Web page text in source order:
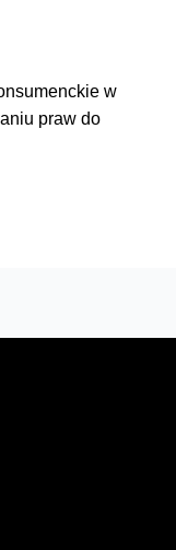
w
praw do